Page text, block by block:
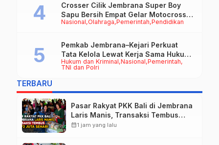
Nasional Olahraga Pemerintah Pendidikan
Crosser Cilik Jembrana Super Boy
Sapu Bersih Empat Gelar Motocross
50cc
Hukum dan Kriminal Nasional Pemerintah
TNI dan Polri
Pemkab Jembrana–Kejari Perkuat
Tata Kelola Lewat Kerja Sama Hukum
Datun
TERBARU
Pasar Rakyat PKK Bali di Jembrana
Laris Manis, Transaksi Tembus
Rp.672 Juta Sehari
calendar_month1 jam yang lalu